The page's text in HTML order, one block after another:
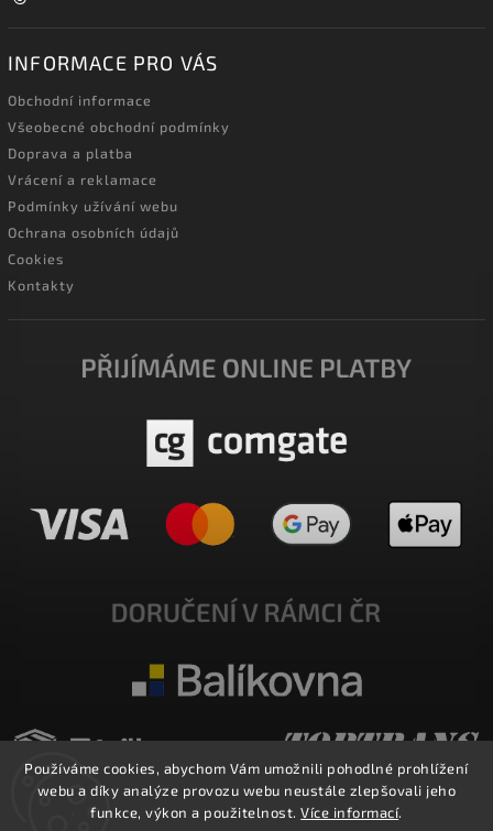
Používáme cookies, abychom Vám umožnili pohodlné prohlížení
webu a díky analýze provozu webu neustále zlepšovali jeho
funkce, výkon a použitelnost.Více informací.
INFORMACE PRO VÁS
Obchodní informace
Všeobecné obchodní podmínky
Doprava a platba
Vrácení a reklamace
Podmínky užívání webu
Ochrana osobních údajů
Cookies
Kontakty